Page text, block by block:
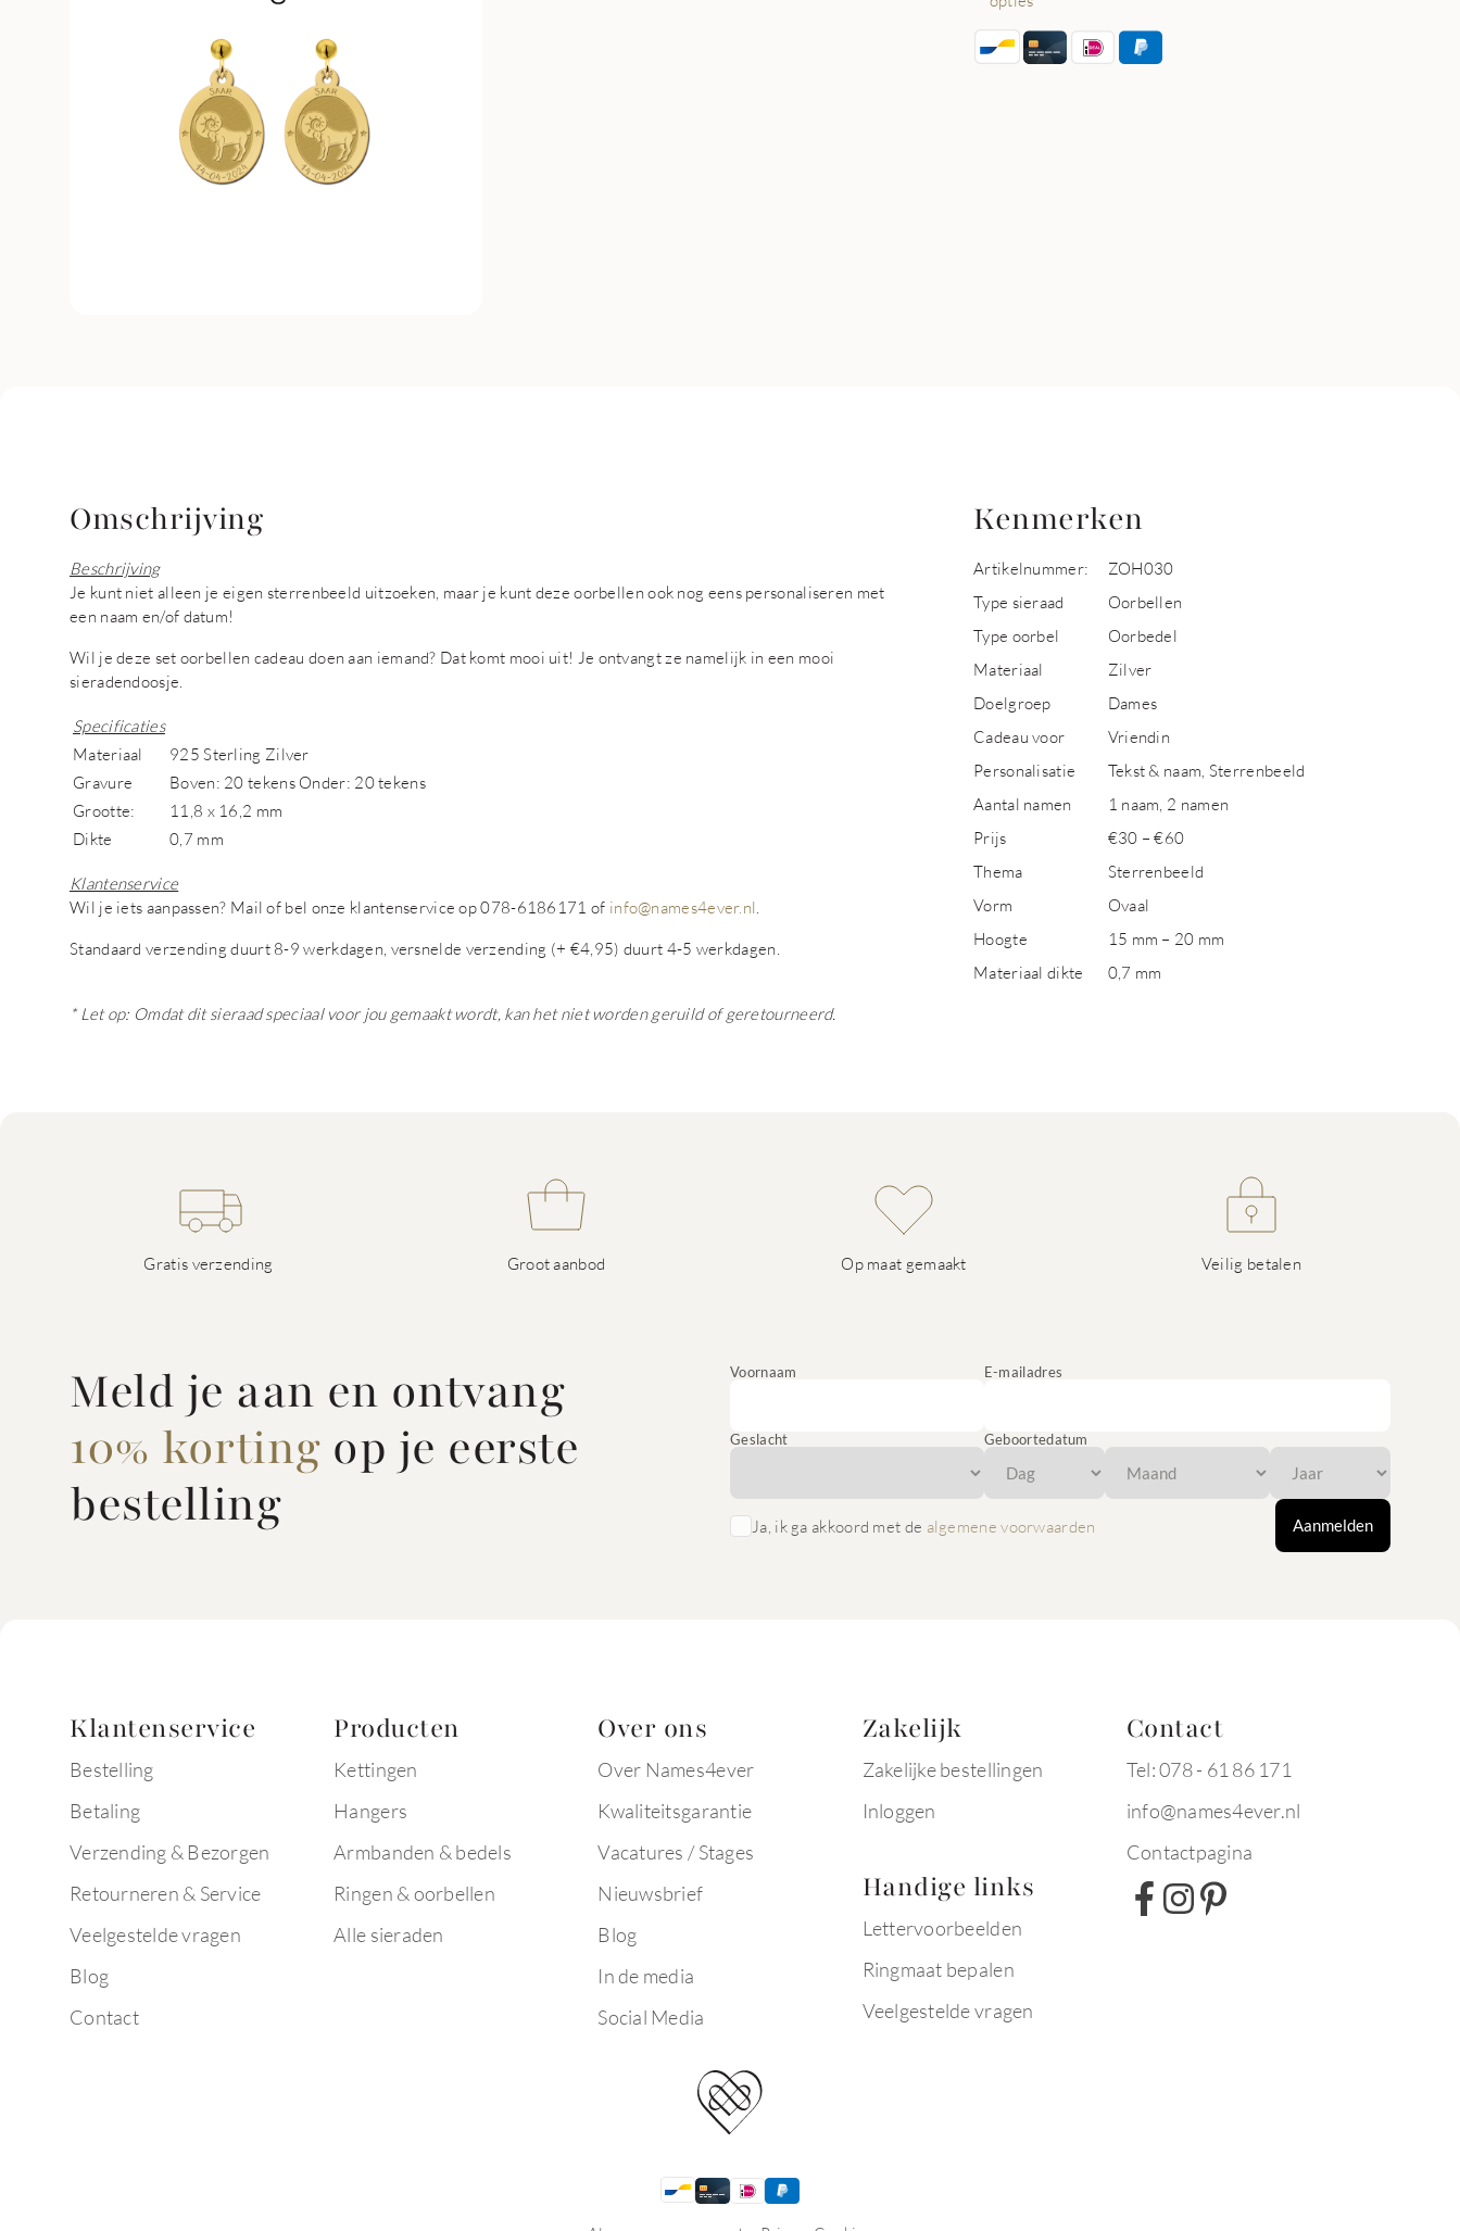
Omschrijving
Beschrijving
Je kunt niet alleen je eigen sterrenbeeld uitzoeken, maar je kunt deze oorbellen ook nog eens personaliseren met
een naam en/of datum!
Wil je deze set oorbellen cadeau doen aan iemand? Dat komt mooi uit! Je ontvangt ze namelijk in een mooi
sieradendoosje.
Specificaties
Materiaal
925 Sterling Zilver
Gravure
Boven: 20 tekens Onder: 20 tekens
Grootte:
11,8 x 16,2 mm
Dikte
0,7 mm
Klantenservice
Wil je iets aanpassen? Mail of bel onze klantenservice op 078-6186171 of info@names4ever.nl
Standaard verzending duurt 8-9 werkdagen, versnelde verzending (+ €4,95) duurt 4-5 werkdagen.
* Let op: Omdat dit sieraad speciaal voor jou gemaakt wordt, kan het niet worden geruild of geretourneerd.
Kenmerken
Artikelnummer:
ZOH030
Type sieraad
Oorbellen
Type oorbel
Oorbedel
Materiaal
Zilver
Doelgroep
Dames
Cadeau voor
Vriendin
Personalisatie
Tekst & naam, Sterrenbeeld
Aantal namen
1 naam, 2 namen
Prijs
€30 – €60
Thema
Sterrenbeeld
Vorm
Ovaal
Hoogte
15 mm – 20 mm
Materiaal dikte
0,7 mm
Gratis verzending Groot aanbod Op maat gemaakt Veilig betalen
Meld je aan en ontvang
10% korting op je eerste
bestelling
Voornaam E-mailadres
Geslacht Geboortedatum
Ja, ik ga akkoord met de algemene voorwaarden Aanmelden
Klantenservice
Bestelling
Betaling
Verzending & Bezorgen
Retourneren & Service
Veelgestelde vragen
Blog
Contact
Producten
Kettingen
Hangers
Armbanden & bedels
Ringen & oorbellen
Alle sieraden
Over ons
Over Names4ever
Kwaliteitsgarantie
Vacatures / Stages
Nieuwsbrief
Blog
In de media
Social Media
Zakelijk
Zakelijke bestellingen
Inloggen
Handige links
Lettervoorbeelden
Ringmaat bepalen
Veelgestelde vragen
Contact
Tel: 078 - 61 86 171
info@names4ever.nl
Contactpagina